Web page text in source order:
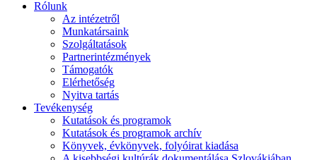
Rólunk
Az intézetről
Munkatársaink
Szolgáltatások
Partnerintézmények
Támogatók
Elérhetőség
Nyitva tartás
Tevékenység
Kutatások és programok
Kutatások és programok archív
Könyvek, évkönyvek, folyóirat kiadása